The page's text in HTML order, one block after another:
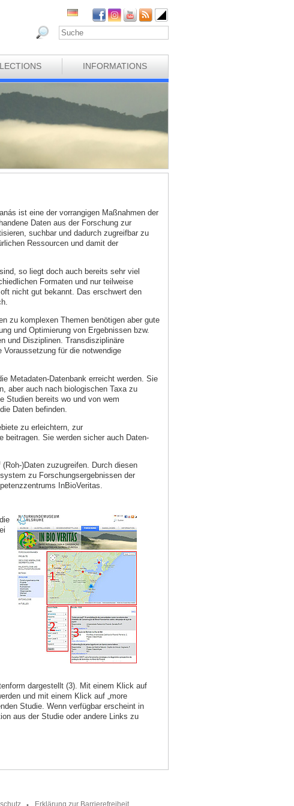
INFORMATIONS
ist eine der vorrangigen Maßnahmen der
Daten aus der Forschung zur
suchbar und dadurch zugreifbar zu
Ressourcen und damit der
so liegt doch auch bereits sehr viel
Formaten und nur teilweise
nicht gut bekannt. Das erschwert den
zu komplexen Themen benötigen aber gute
und Optimierung von Ergebnissen bzw.
und Disziplinen. Transdisziplinäre
für die notwendige
Metadaten-Datenbank erreicht werden. Sie
aber auch nach biologischen Taxa zu
Studien bereits wo und von wem
Daten befinden.
zu erleichtern, zur
beitragen. Sie werden sicher auch Daten-
)Daten zuzugreifen. Durch diesen
zu Forschungsergebnissen der
InBioVeritas.
dargestellt (3). Mit einem Klick auf
und mit einem Klick auf „more
Studie. Wenn verfügbar erscheint in
aus der Studie oder andere Links zu
Erklärung zur Barrierefreiheit